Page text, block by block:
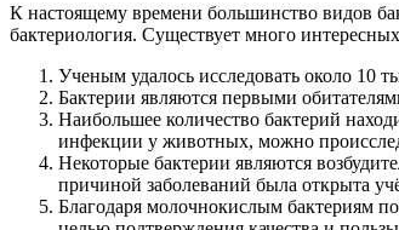
К настоящему времени большинство видов
бактериология. Существует много
Ученым удалось исследовать около 10
Бактерии являются первыми
Наибольшее количество бактерий
инфекции у животных, можно
Некоторые бактерии являются
причиной заболеваний была открыта
Благодаря молочнокислым бактериям